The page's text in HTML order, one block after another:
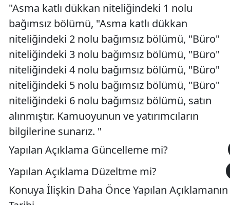
"Asma katlı dükkan niteliğindeki 1 nolu
bağımsız bölümü, "Asma katlı dükkan
niteliğindeki 2 nolu bağımsız bölümü, "Büro"
niteliğindeki 3 nolu bağımsız bölümü, "Büro"
niteliğindeki 4 nolu bağımsız bölümü, "Büro"
niteliğindeki 5 nolu bağımsız bölümü, "Büro"
niteliğindeki 6 nolu bağımsız bölümü, satın
alınmıştır. Kamuoyunun ve yatırımcıların
bilgilerine sunarız. "
Yapılan Açıklama Güncelleme mi?
Yapılan Açıklama Düzeltme mi?
Konuya İlişkin Daha Önce Yapılan Açıklamanın